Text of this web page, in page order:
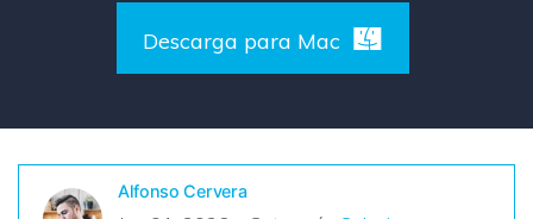
Recoverit Gratis
Recupera datos perdidos/eliminados gratis
Escenarios de Pérdida de Datos
Temas Destacados
DESCARGAR Sign In
search
Descarga para Mac
Alfonso Cervera